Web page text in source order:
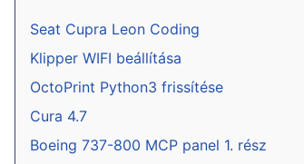
Seat Cupra Leon Coding
Klipper WIFI beállítása
OctoPrint Python3 frissítése
Cura 4.7
Boeing 737-800 MCP panel 1. rész